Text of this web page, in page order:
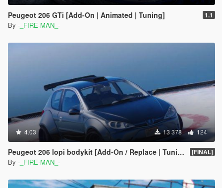
Peugeot 206 GTi [Add-On | Animated | Tuning] 1.1
By -_FIRE-MAN_-
4.03 13 378 124
Peugeot 206 lopi bodykit [Add-On / Replace | Tuning] [FINAL]
By -_FIRE-MAN_-